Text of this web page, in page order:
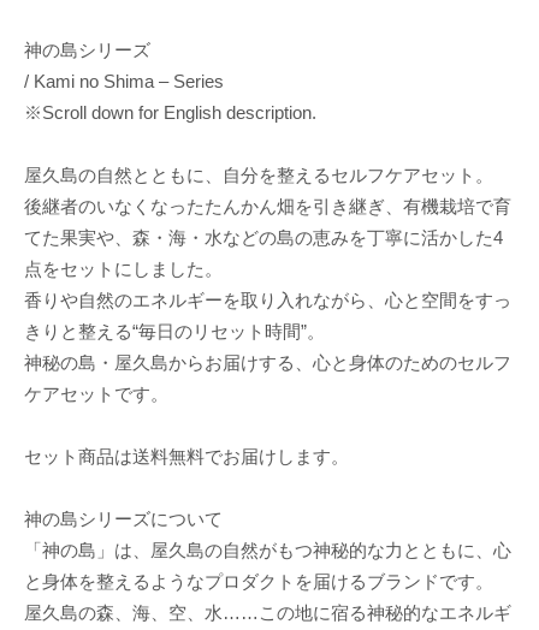
神の島シリーズ
/ Kami no Shima – Series
※Scroll down for English description.
屋久島の自然とともに、自分を整えるセルフケアセット。
後継者のいなくなったたんかん畑を引き継ぎ、有機栽培で育
てた果実や、森・海・水などの島の恵みを丁寧に活かした4
点をセットにしました。
香りや自然のエネルギーを取り入れながら、心と空間をすっ
きりと整える“毎日のリセット時間”。
神秘の島・屋久島からお届けする、心と身体のためのセルフ
ケアセットです。
セット商品は送料無料でお届けします。
神の島シリーズについて
「神の島」は、屋久島の自然がもつ神秘的な力とともに、心
と身体を整えるようなプロダクトを届けるブランドです。
屋久島の森、海、空、水……この地に宿る神秘的なエネルギ